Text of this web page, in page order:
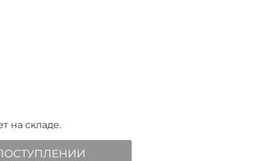
на складе.